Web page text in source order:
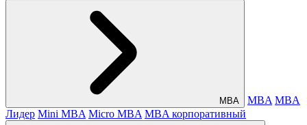
МВА MBA MBA
Лидер Mini MBA Micro MBA MBA корпоративный